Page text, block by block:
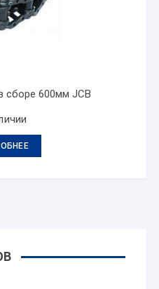
сборе 600мм JCB